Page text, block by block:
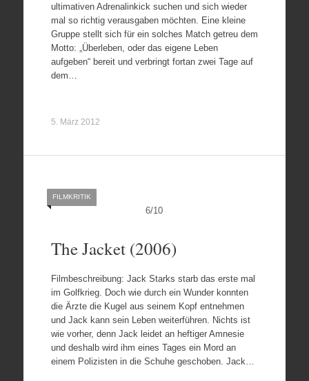
ultimativen Adrenalinkick suchen und sich wieder
mal so richtig verausgaben möchten. Eine kleine
Gruppe stellt sich für ein solches Match getreu dem
Motto: „Überleben, oder das eigene Leben
aufgeben“ bereit und verbringt fortan zwei Tage auf
dem…
5. März 2012
6/10
FILMKRITIK
The Jacket (2006)
Filmbeschreibung: Jack Starks starb das erste mal
im Golfkrieg. Doch wie durch ein Wunder konnten
die Ärzte die Kugel aus seinem Kopf entnehmen
und Jack kann sein Leben weiterführen. Nichts ist
wie vorher, denn Jack leidet an heftiger Amnesie
und deshalb wird ihm eines Tages ein Mord an
einem Polizisten in die Schuhe geschoben. Jack…